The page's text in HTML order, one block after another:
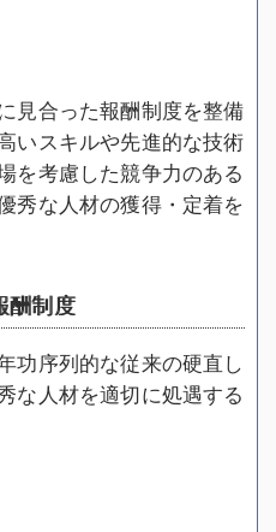
見合った報酬制度を整備
いスキルや先進的な技術
を考慮した競争力のある
秀な人材の獲得・定着を
酬制度
功序列的な従来の硬直し
な人材を適切に処遇する